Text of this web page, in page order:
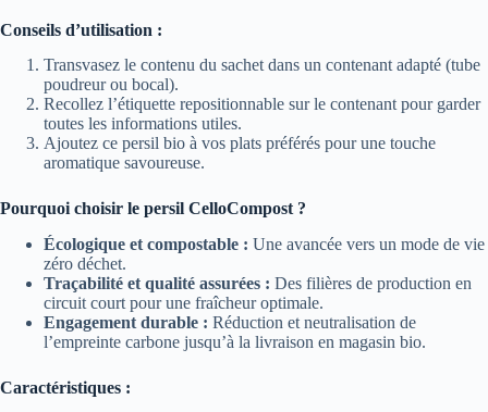
Conseils d’utilisation :
Transvasez le contenu du sachet dans un contenant adapté (tube
poudreur ou bocal).
Recollez l’étiquette repositionnable sur le contenant pour garder
toutes les informations utiles.
Ajoutez ce persil bio à vos plats préférés pour une touche
aromatique savoureuse.
Pourquoi choisir le persil CelloCompost ?
Écologique et compostable : Une avancée vers un mode de vie
zéro déchet.
Traçabilité et qualité assurées : Des filières de production en
circuit court pour une fraîcheur optimale.
Engagement durable : Réduction et neutralisation de
l’empreinte carbone jusqu’à la livraison en magasin bio.
Caractéristiques :